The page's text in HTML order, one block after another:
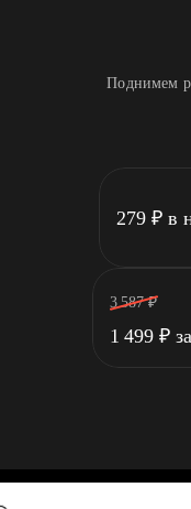
Поднимем
279 ₽ в
3 587 ₽
1 499 ₽